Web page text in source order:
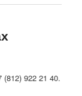
922 21 40.